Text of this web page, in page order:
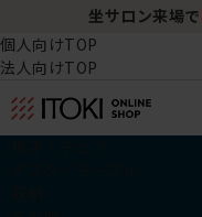
坐サロン来場で
個人向けTOP
法人向けTOP